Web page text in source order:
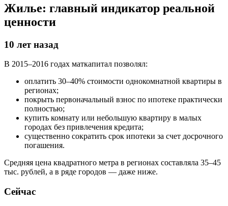
Жилье: главный индикатор реальной
ценности
10 лет назад
В 2015–2016 годах маткапитал позволял:
оплатить 30–40% стоимости однокомнатной квартиры в
регионах;
покрыть первоначальный взнос по ипотеке практически
полностью;
купить комнату или небольшую квартиру в малых
городах без привлечения кредита;
существенно сократить срок ипотеки за счет досрочного
погашения.
Средняя цена квадратного метра в регионах составляла 35–45
тыс. рублей, а в ряде городов — даже ниже.
Сейчас